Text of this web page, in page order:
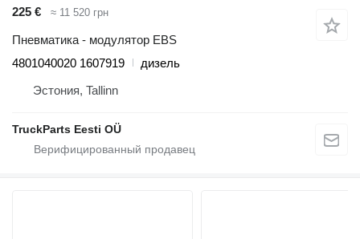
225 € ≈ 11 520 грн
Пневматика - модулятор EBS
4801040020 1607919
дизель
Эстония, Tallinn
TruckParts Eesti OÜ